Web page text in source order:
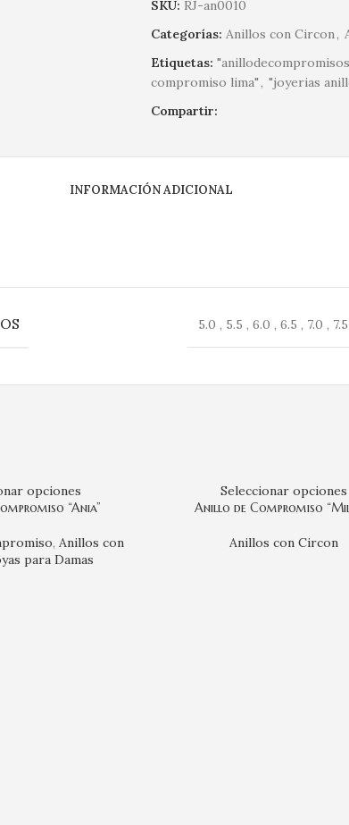
SKU: RJ-an0010
Categorías: Anillos con Circon,
Etiquetas:
compromiso lima", "joyerias
Compartir:
INFORMACIÓN ADICIONAL
5.0 , 5.5 , 6.0 , 6.5 , 7.0 ,
opciones
“Ania”
, Anillos con
para Damas
Seleccionar opciones
Anillo de Compromiso
Anillos con Circon